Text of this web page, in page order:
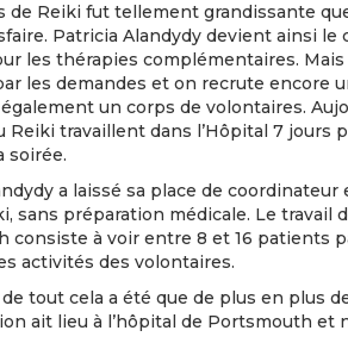
de Reiki fut tellement grandissante
Patricia Alandydy devient ainsi
les thérapies complémentaires.
les demandes et on recrute encore
un corps de volontaires.
Reiki travaillent dans l’Hôpital 7 jours
soirée.
a laissé sa place de coordinateur
sans préparation médicale. Le travail
consiste à voir entre 8 et 16 patients
activités des volontaires.
tout cela a été que de plus en plus
ait lieu à l’hôpital de Portsmouth et